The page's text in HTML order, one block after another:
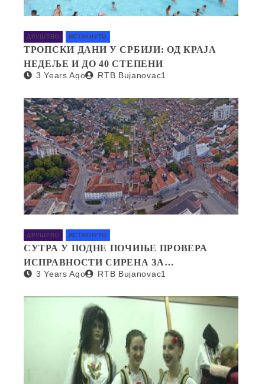
ДРУШТВО ИСТАКНУТО
ТРОПСКИ ДАНИ У СРБИЈИ: ОД КРАЈА
НЕДЕЉЕ И ДО 40 СТЕПЕНИ
3 Years Ago RTB Bujanovac1
ДРУШТВО ИСТАКНУТО
СУТРА У ПОДНЕ ПОЧИЊЕ ПРОВЕРА
ИСПРАВНОСТИ СИРЕНА ЗА
УЗБУЊИВАЊЕ
3 Years Ago RTB Bujanovac1